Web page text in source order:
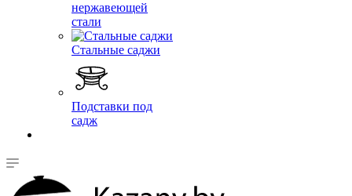
нержавеющей
стали
Стальные саджи
Подставки под
садж